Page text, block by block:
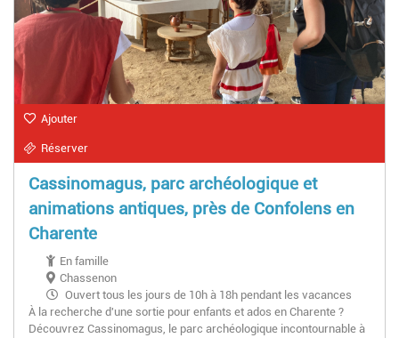
Ajouter
Réserver
Cassinomagus, parc archéologique et
animations antiques, près de Confolens en
Charente
En famille
Chassenon
Ouvert tous les jours de 10h à 18h pendant les vacances
scolaires (et jusqu'à 19h en juillet et août).
À la recherche d'une sortie pour enfants et ados en Charente ?
Découvrez Cassinomagus, le parc archéologique incontournable à